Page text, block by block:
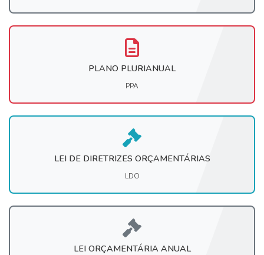
PLANO PLURIANUAL
PPA
LEI DE DIRETRIZES ORÇAMENTÁRIAS
LDO
LEI ORÇAMENTÁRIA ANUAL